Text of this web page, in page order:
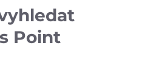
Point